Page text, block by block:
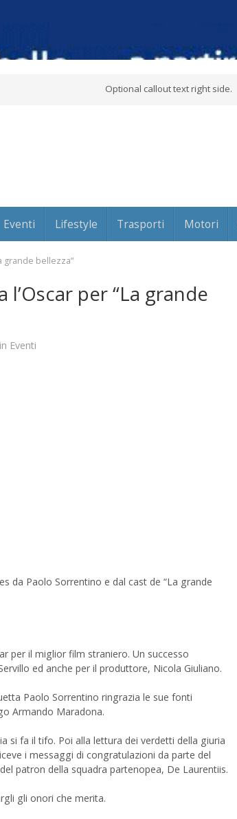
Optional callout text right side.
Eventi Lifestyle Trasporti Motori
grande bellezza”
per “La grande
in Eventi
da Paolo Sorrentino e dal cast de “La grande
per il miglior film straniero. Un successo
ed anche per il produttore, Nicola Giuliano.
Paolo Sorrentino ringrazia le sue fonti
Armando Maradona.
si fa il tifo. Poi alla lettura dei verdetti della giuria
i messaggi di congratulazioni da parte del
patron della squadra partenopea, De Laurentiis.
gli onori che merita.